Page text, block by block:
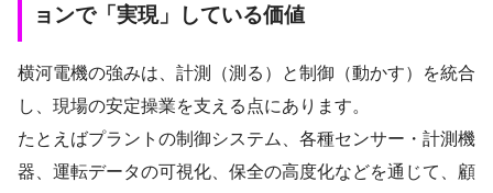
ョンで「実現」している価値
横河電機の強みは、計測（測る）と制御（動かす）を統合
し、現場の安定操業を支える点にあります。
たとえばプラントの制御システム、各種センサー・計測機
器、運転データの可視化、保全の高度化などを通じて、顧